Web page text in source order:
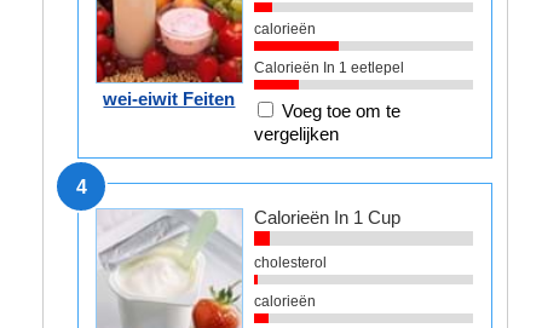
wei-eiwit Feiten
calorieën
Calorieën In 1 eetlepel
Voeg toe om te
vergelijken
4
Calorieën In 1 Cup
cholesterol
calorieën